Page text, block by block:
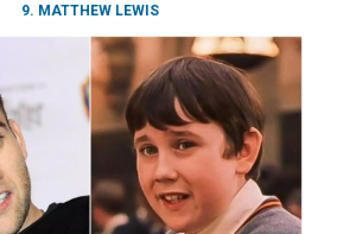
9. MATTHEW LEWIS